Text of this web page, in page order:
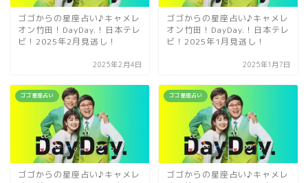
ゴゴからの星座占い♪キャメレ
オン竹田！DayDay.！日本テレ
ビ！2025年2月見逃し！
2025年2月4日
ゴゴからの星座占い♪キャメレ
オン竹田！DayDay.！日本テレ
ビ！2025年1月見逃し！
2025年1月7日
ゴゴ星座占い
ゴゴからの星座占い♪キャメレ
ゴゴ星座占い
ゴゴからの星座占い♪キャメレ